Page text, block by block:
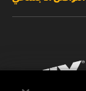
الوظائف
إشعار قانوني